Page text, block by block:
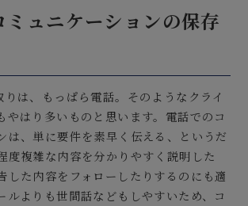
ミュニケーションの保存
は、もっぱら電話。そのようなクライ
やはり多いものと思います。電話でのコ
は、単に要件を素早く伝える、というだ
度複雑な内容を分かりやすく説明した
した内容をフォローしたりするのにも適
ルよりも世間話などもしやすいため、コ